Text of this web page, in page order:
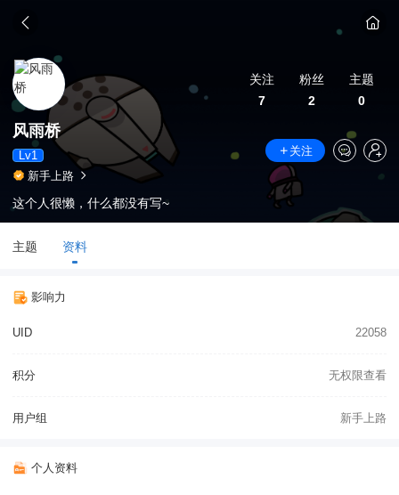
关注
7
粉丝
2
主题
0
风雨桥
Lv1
关注
新手上路
这个人很懒，什么都没有写~
主题 资料
影响力
UID 22058
积分 无权限查看
用户组 新手上路
个人资料